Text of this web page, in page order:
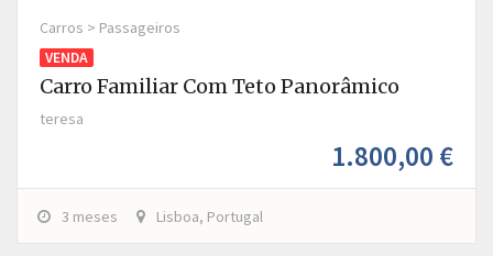
Carros > Passageiros
VENDA
Carro Familiar Com Teto Panorâmico
teresa
1.800,00 €
3 meses Lisboa, Portugal